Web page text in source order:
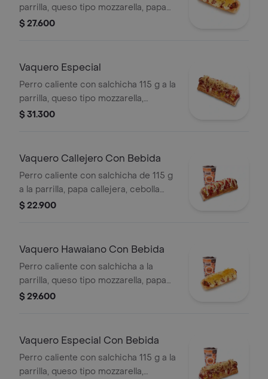
parrilla, queso tipo mozzarella, papa
callejera, piña, salsa blanca y salsa de
$ 27.600
Vaquero Especial
Perro caliente con salchicha 115 g a la
parrilla, queso tipo mozzarella,
tocineta picada, papa callejera,
$ 31.300
Vaquero Callejero Con Bebida
Perro caliente con salchicha de 115 g
a la parrilla, papa callejera, cebolla
picada, salsa blanca, salsa de tomate
$ 22.900
Vaquero Hawaiano Con Bebida
Perro caliente con salchicha a la
parrilla, queso tipo mozzarella, papa
callejera, piña, salsa blanca y salsa de
$ 29.600
Vaquero Especial Con Bebida
Perro caliente con salchicha 115 g a la
parrilla, queso tipo mozzarella,